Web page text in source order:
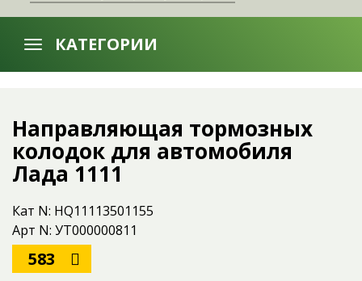
КАТЕГОРИИ
Направляющая тормозных
колодок для автомобиля
Лада 1111
Кат N: HQ11113501155
Арт N: УТ000000811
583